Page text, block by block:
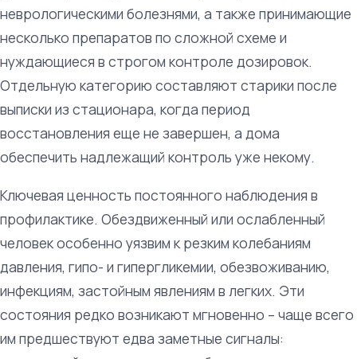
неврологическими болезнями, а также принимающие
несколько препаратов по сложной схеме и
нуждающиеся в строгом контроле дозировок.
Отдельную категорию составляют старики после
выписки из стационара, когда период
восстановления еще не завершен, а дома
обеспечить надлежащий контроль уже некому.
Ключевая ценность постоянного наблюдения в
профилактике. Обездвиженный или ослабленный
человек особенно уязвим к резким колебаниям
давления, гипо- и гипергликемии, обезвоживанию,
инфекциям, застойным явлениям в легких. Эти
состояния редко возникают мгновенно – чаще всего
им предшествуют едва заметные сигналы: